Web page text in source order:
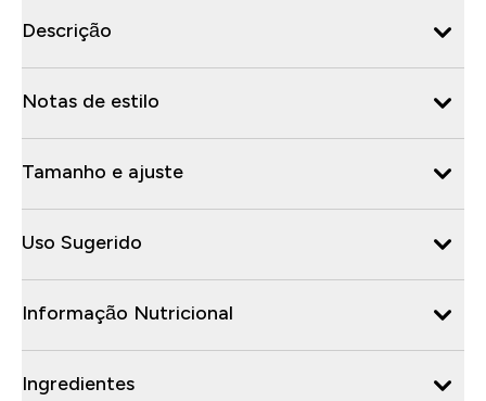
Descrição
Notas de estilo
Tamanho e ajuste
Uso Sugerido
Informação Nutricional
Ingredientes